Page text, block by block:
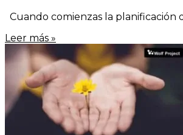
Cuando comienzas la planificación
Leer más »